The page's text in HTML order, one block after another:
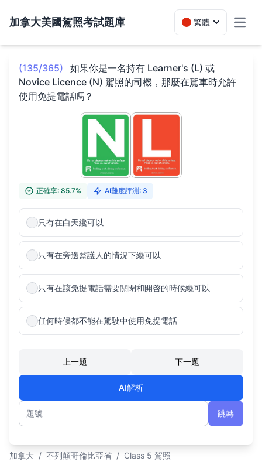
加拿大美國駕照考試題庫 繁體
(135/365)
如果你是一名持有 Learner's (L) 或
Novice Licence (N) 駕照的司機，那麼在駕車時允許
使用免提電話嗎？
正確率: 85.7% AI難度評測: 3
只有在白天纔可以
只有在旁邊監護人的情況下纔可以
只有在該免提電話需要關閉和開啓的時候纔可以
任何時候都不能在駕駛中使用免提電話
上一題 下一題
AI解析
題號
跳轉
加拿大 / 不列顛哥倫比亞省 / Class 5 駕照